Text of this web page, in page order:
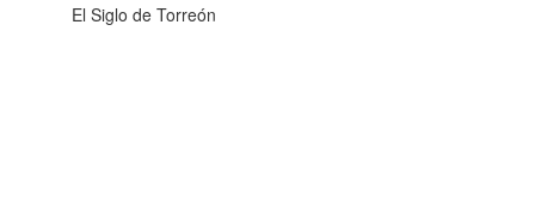
El Siglo de Torreón